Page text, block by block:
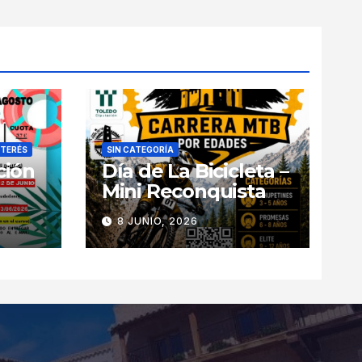
SIN CATEGORÍA
Día de La Bicicleta –
Mini Reconquista
8 JUNIO, 2026